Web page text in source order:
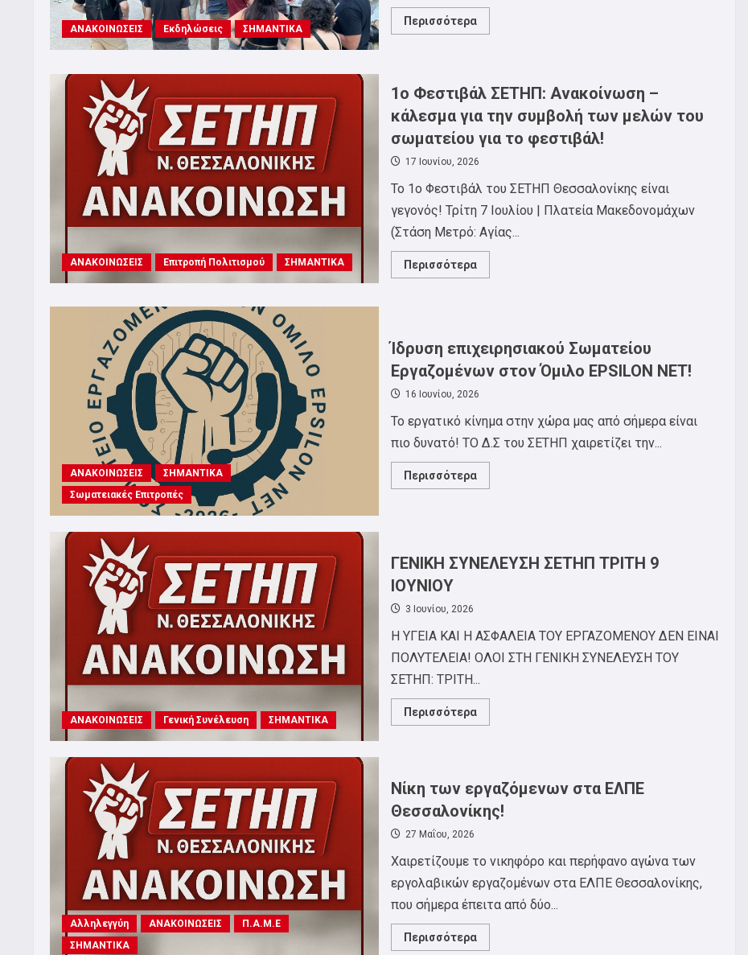
ΑΝΑΚΟΙΝΩΣΕΙΣ Εκδηλώσεις ΣΗΜΑΝΤΙΚΑ
ΠερισσότεραRead
more
ολοκληρώθηκε
το
1ο
Φεστιβάλ
του
ΣΕΤΗΠ.
ΑΝΑΚΟΙΝΩΣΕΙΣ Επιτροπή Πολιτισμού ΣΗΜΑΝΤΙΚΑ
1o Φεστιβάλ ΣΕΤΗΠ: Ανακοίνωση –
κάλεσμα για την συμβολή των μελών του
σωματείου για το φεστιβάλ!
17 Ιουνίου, 2026
To 1o Φεστιβάλ του ΣΕΤΗΠ Θεσσαλονίκης είναι
γεγονός! Τρίτη 7 Ιουλίου | Πλατεία Μακεδονομάχων
(Στάση Μετρό: Αγίας...
ΠερισσότεραRead
more
–
κάλεσμα
για
την
συμβολή
των
του
για
φεστιβάλ!
ΑΝΑΚΟΙΝΩΣΕΙΣ
ΣΗΜΑΝΤΙΚΑ
Σωματειακές Επιτροπές
Ίδρυση επιχειρησιακού Σωματείου
Εργαζομένων στον Όμιλο EPSILON NET!
16 Ιουνίου, 2026
Το εργατικό κίνημα στην χώρα μας από σήμερα είναι
πιο δυνατό! ΤΟ Δ.Σ του ΣΕΤΗΠ χαιρετίζει την...
ΠερισσότεραRead
more
Όμιλο
ΑΝΑΚΟΙΝΩΣΕΙΣ Γενική Συνέλευση ΣΗΜΑΝΤΙΚΑ
ΓΕΝΙΚΗ ΣΥΝΕΛΕΥΣΗ ΣΕΤΗΠ ΤΡΙΤΗ 9
ΙΟΥΝΙΟΥ
3 Ιουνίου, 2026
Η ΥΓΕΙΑ ΚΑΙ Η ΑΣΦΑΛΕΙΑ ΤΟΥ ΕΡΓΑΖΟΜΕΝΟΥ ΔΕΝ ΕΙΝΑΙ
ΠΟΛΥΤΕΛΕΙΑ! ΟΛΟΙ ΣΤΗ ΓΕΝΙΚΗ ΣΥΝΕΛΕΥΣΗ ΤΟΥ
ΣΕΤΗΠ: ΤΡΙΤΗ...
ΠερισσότεραRead
more
9
ΙΟΥΝΙΟΥ
Αλληλεγγύη ΑΝΑΚΟΙΝΩΣΕΙΣ
Π.Α.Μ.Ε
ΣΗΜΑΝΤΙΚΑ
Νίκη των εργαζόμενων στα ΕΛΠΕ
Θεσσαλονίκης!
27 Μαΐου, 2026
Χαιρετίζουμε το νικηφόρο και περήφανο αγώνα των
εργολαβικών εργαζομένων στα ΕΛΠΕ Θεσσαλονίκης,
που σήμερα έπειτα από δύο...
ΠερισσότεραRead
more